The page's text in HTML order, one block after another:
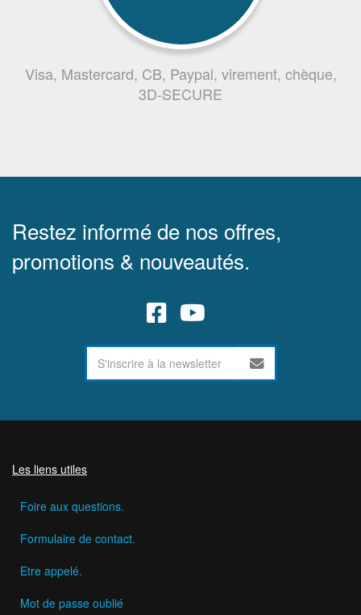
Visa, Mastercard, CB, Paypal, virement, chèque,
3D-SECURE
Restez informé de nos offres,
promotions & nouveautés.
Les liens utiles
Foire aux questions.
Formulaire de contact.
Etre appelé.
Mot de passe oublié